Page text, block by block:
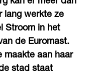
lang werkte ze
Stroom in het
de Euromast.
maakte aan haar
stad staat